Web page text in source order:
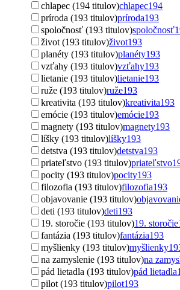
chlapec (194 titulov)chlapec194
príroda (193 titulov)príroda193
spoločnosť (193 titulov)spoločnosť
život (193 titulov)život193
planéty (193 titulov)planéty193
vzťahy (193 titulov)vzťahy193
lietanie (193 titulov)lietanie193
ruže (193 titulov)ruže193
kreativita (193 titulov)kreativita193
emócie (193 titulov)emócie193
magnety (193 titulov)magnety193
líšky (193 titulov)líšky193
detstva (193 titulov)detstva193
priateľstvo (193 titulov)priateľstvo
pocity (193 titulov)pocity193
filozofia (193 titulov)filozofia193
objavovanie (193 titulov)
deti (193 titulov)deti193
19. storočie (193 titulov)19. storočie
fantázia (193 titulov)fantázia193
myšlienky (193 titulov)myšlienky
na zamyslenie (193 titulov)na
pád lietadla (193 titulov)pád lietadla
pilot (193 titulov)pilot193